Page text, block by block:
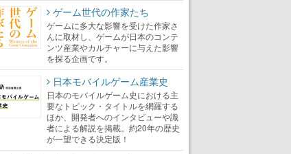
ゲーム世代の作家たち
ゲームに多大な影響を受けた作家さ
んに取材し、ゲームが日本のコンテ
ンツ産業やカルチャーに与えた影響
を探る企画です。
日本モバイルゲーム産業史
日本のモバイルゲーム史における主
要なトピック・タイトルを網羅する
ほか、開発者へのインタビューや識
者による解説を掲載。約20年の歴史
が一望できる決定版！